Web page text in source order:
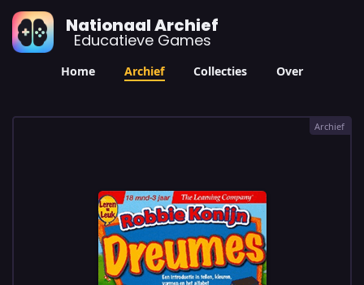
Nationaal Archief
Educatieve Games
Home Archief Collecties Over
Archief